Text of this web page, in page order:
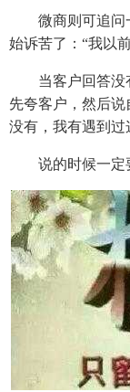
微商则可追问一
始诉苦了：“我以
当客户回答没有
先夸客户，然后
没有，我有遇到
说的时候一定要